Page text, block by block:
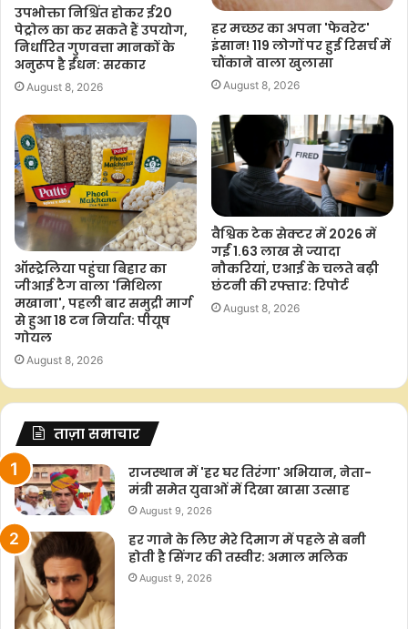
b
o
o
k
s
A
p
p
t
e
r
L
i
e
उपभोक्ता निश्चिंत होकर ई20
पेट्रोल का कर सकते हैं उपयोग,
निर्धारित गुणवत्ता मानकों के
अनुरूप है ईंधन: सरकार
August 8, 2026
हर मच्छर का अपना 'फेवरेट'
इंसान! 119 लोगों पर हुई रिसर्च में
चौंकाने वाला खुलासा
August 8, 2026
ऑस्ट्रेलिया पहुंचा बिहार का
जीआई टैग वाला 'मिथिला
मखाना', पहली बार समुद्री मार्ग
से हुआ 18 टन निर्यात: पीयूष
गोयल
August 8, 2026
वैश्विक टेक सेक्टर में 2026 में
गईं 1.63 लाख से ज्यादा
नौकरियां, एआई के चलते बढ़ी
छंटनी की रफ्तार: रिपोर्ट
August 8, 2026
ताज़ा समाचार
राजस्थान में 'हर घर तिरंगा' अभियान, नेता-
मंत्री समेत युवाओं में दिखा खासा उत्साह
August 9, 2026
हर गाने के लिए मेरे दिमाग में पहले से बनी
होती है सिंगर की तस्वीर: अमाल मलिक
August 9, 2026